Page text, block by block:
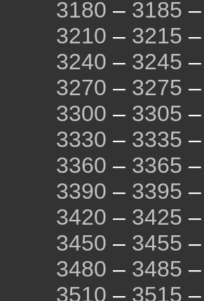
3180 – 3185 –
3210 – 3215 –
3240 – 3245 –
3270 – 3275 –
3300 – 3305 –
3330 – 3335 –
3360 – 3365 –
3390 – 3395 –
3420 – 3425 –
3450 – 3455 –
3480 – 3485 –
3510 – 3515 –